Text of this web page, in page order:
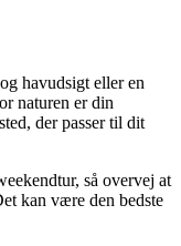
havudsigt eller en
naturen er din
der passer til dit
så overvej at
kan være den bedste